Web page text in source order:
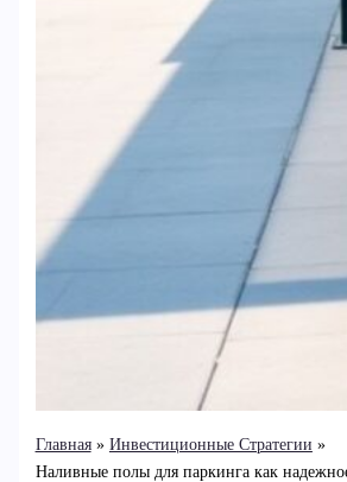
Главная
Инвестиционные Стратегии
Наливные полы для паркинга как